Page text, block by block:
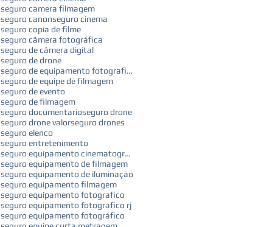
seguro camera filmagem
seguro canonseguro cinema
seguro copia de filme
seguro câmera fotográfica
seguro de câmera digital
seguro de drone
seguro de equipamento fotografico
seguro de equipe de filmagem
seguro de evento
seguro de filmagem
seguro documentarioseguro drone
seguro drone valorseguro drones
seguro elenco
seguro entretenimento
seguro equipamento cinematografico
seguro equipamento de filmagem
seguro equipamento de iluminação
seguro equipamento filmagem
seguro equipamento fotografico
seguro equipamento fotografico rj
seguro equipamento fotográfico